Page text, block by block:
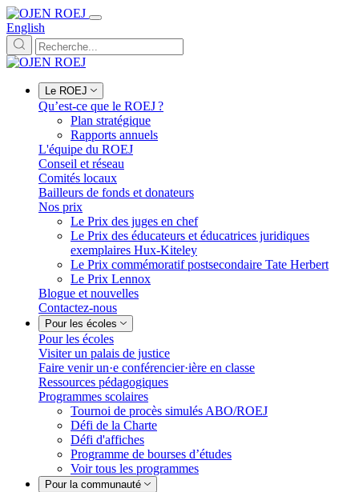
English
Le ROEJ
Qu’est-ce que le ROEJ ?
Plan stratégique
Rapports annuels
L'équipe du ROEJ
Conseil et réseau
Comités locaux
Bailleurs de fonds et donateurs
Nos prix
Le Prix des juges en chef
Le Prix des éducateurs et éducatrices juridiques
exemplaires Hux-Kiteley
Le Prix commémoratif postsecondaire Tate Herbert
Le Prix Lennox
Blogue et nouvelles
Contactez-nous
Pour les écoles
Pour les écoles
Visiter un palais de justice
Faire venir un·e conférencier·ière en classe
Ressources pédagogiques
Programmes scolaires
Tournoi de procès simulés ABO/ROEJ
Défi de la Charte
Défi d'affiches
Programme de bourses d’études
Voir tous les programmes
Pour la communauté